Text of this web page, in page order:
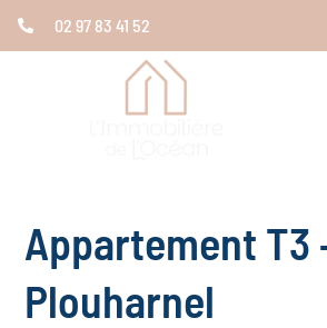
02 97 83 41 52
Appartement T3
Plouharnel